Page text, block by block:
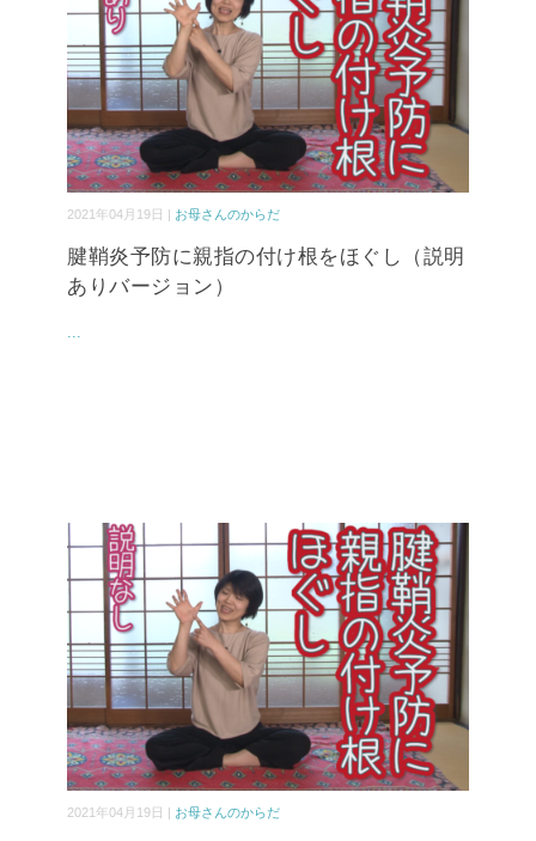
2021年04月19日 | お母さんのからだ
腱鞘炎予防に親指の付け根をほぐし（説明
ありバージョン）
2021年04月19日 | お母さんのからだ